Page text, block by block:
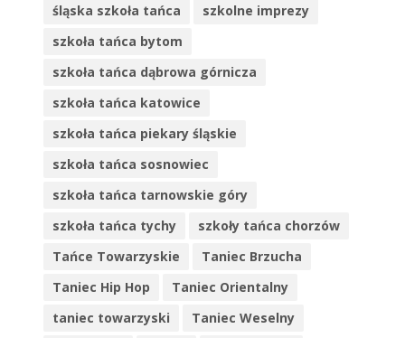
śląska szkoła tańca
szkolne imprezy
szkoła tańca bytom
szkoła tańca dąbrowa górnicza
szkoła tańca katowice
szkoła tańca piekary śląskie
szkoła tańca sosnowiec
szkoła tańca tarnowskie góry
szkoła tańca tychy
szkoły tańca chorzów
Tańce Towarzyskie
Taniec Brzucha
Taniec Hip Hop
Taniec Orientalny
taniec towarzyski
Taniec Weselny